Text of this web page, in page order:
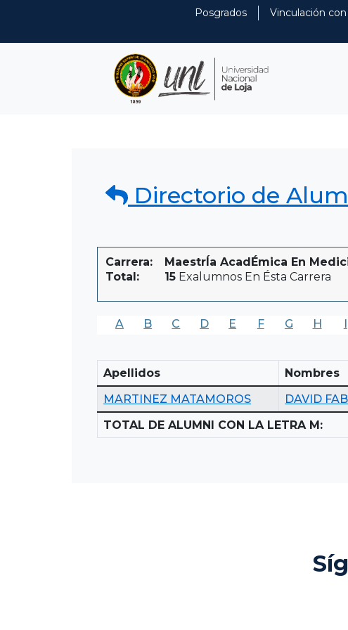
Posgrados Vinculación
Directorio de
Carrera:
MaestrÍa AcadÉmica En
Total:
15 Exalumnos En Ésta Carrera
A B C D E F G H I
Apellidos Nombres
MARTINEZ MATAMOROS
DAVID
TOTAL DE ALUMNI CON LA LETRA M: